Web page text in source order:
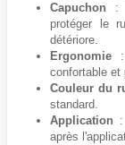
Capuchon :
protéger le
détériore.
Ergonomie :
confortable et
Couleur du
standard.
Application
après